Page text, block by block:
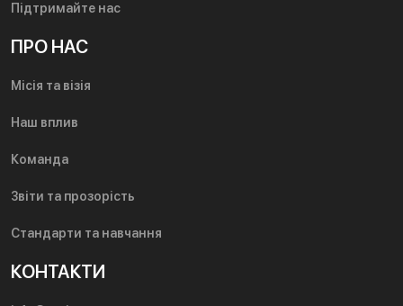
Підтримайте нас
ПРО НАС
Місія та візія
Наш вплив
Команда
Звіти та прозорість
Стандарти та навчання
КОНТАКТИ